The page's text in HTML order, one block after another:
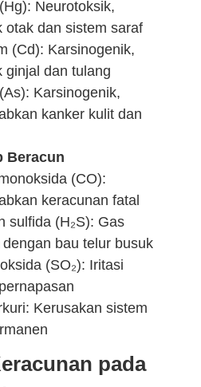
Neurotoksik,
otak dan sistem saraf
(Cd): Karsinogenik,
ginjal dan tulang
Karsinogenik,
kanker kulit dan
Beracun
(CO):
keracunan fatal
sulfida (H₂S): Gas
bau telur busuk
(SO₂): Iritasi
Kerusakan sistem
pada